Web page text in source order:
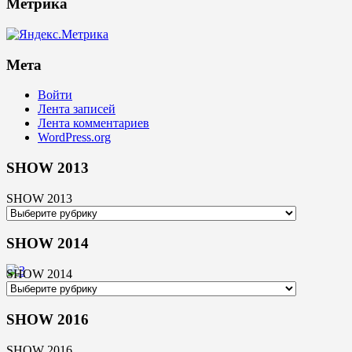
Метрика
Мета
Войти
Лента записей
Лента комментариев
WordPress.org
SHOW 2013
SHOW 2013
SHOW 2014
SHOW 2014
SHOW 2016